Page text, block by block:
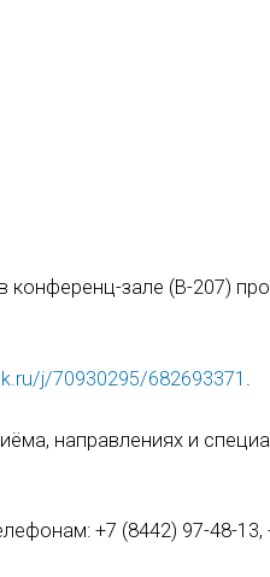
конференц-зале (В-207)
j/70930295/682693371
направлениях и
+7 (8442) 97-48-13,